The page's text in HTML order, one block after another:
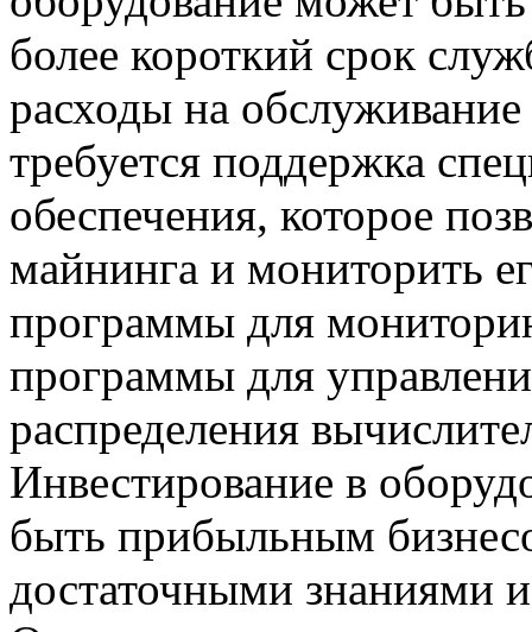
более короткий срок
расходы на
требуется поддержка
обеспечения, которое
майнинга и мониторить
программы для
программы для
распределения
Инвестирование в
быть прибыльным
достаточными знаниями